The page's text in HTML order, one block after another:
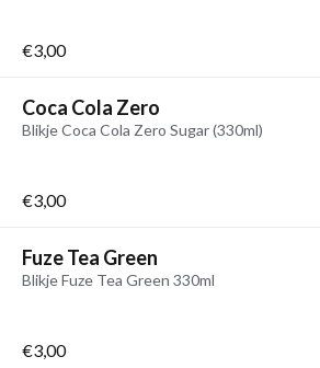
€3,00
Coca Cola Zero
Blikje Coca Cola Zero Sugar (330ml)
€3,00
Fuze Tea Green
Blikje Fuze Tea Green 330ml
€3,00